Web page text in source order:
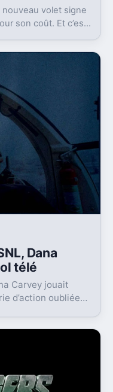
nouveau volet signe
son coût. Et c’est
Dana
télé
Carvey jouait
d’action oubliée.